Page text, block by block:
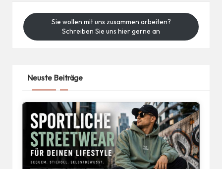
Sie wollen mit uns zusammen arbeiten?
Schreiben Sie uns hier gerne an
Neuste Beiträge